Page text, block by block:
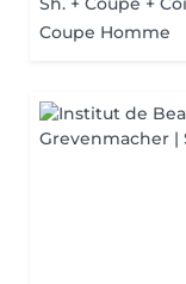
Coupe Homme